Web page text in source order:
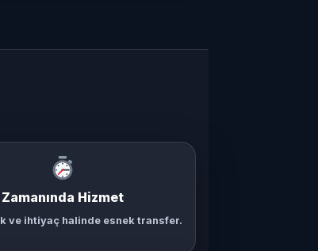
Zamanında Hizmet
ve ihtiyaç halinde esnek transfer.